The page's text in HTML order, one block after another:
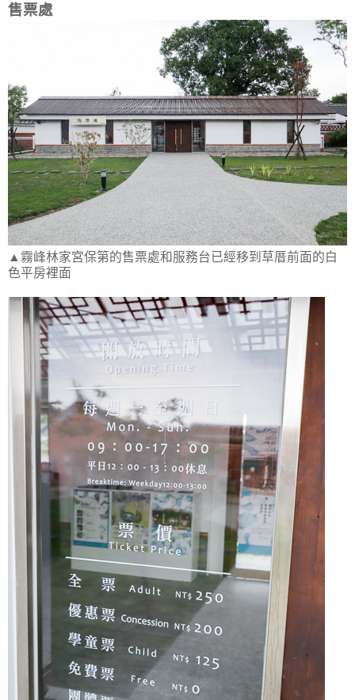
售票處
▲霧峰林家宮保第的售票處和服務台已經移到草厝前面的白
色平房裡面